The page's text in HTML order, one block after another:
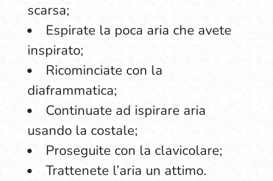
scarsa;
Espirate la poca aria che avete
inspirato;
Ricominciate con la
diaframmatica;
Continuate ad ispirare aria
usando la costale;
Proseguite con la clavicolare;
Trattenete l’aria un attimo.